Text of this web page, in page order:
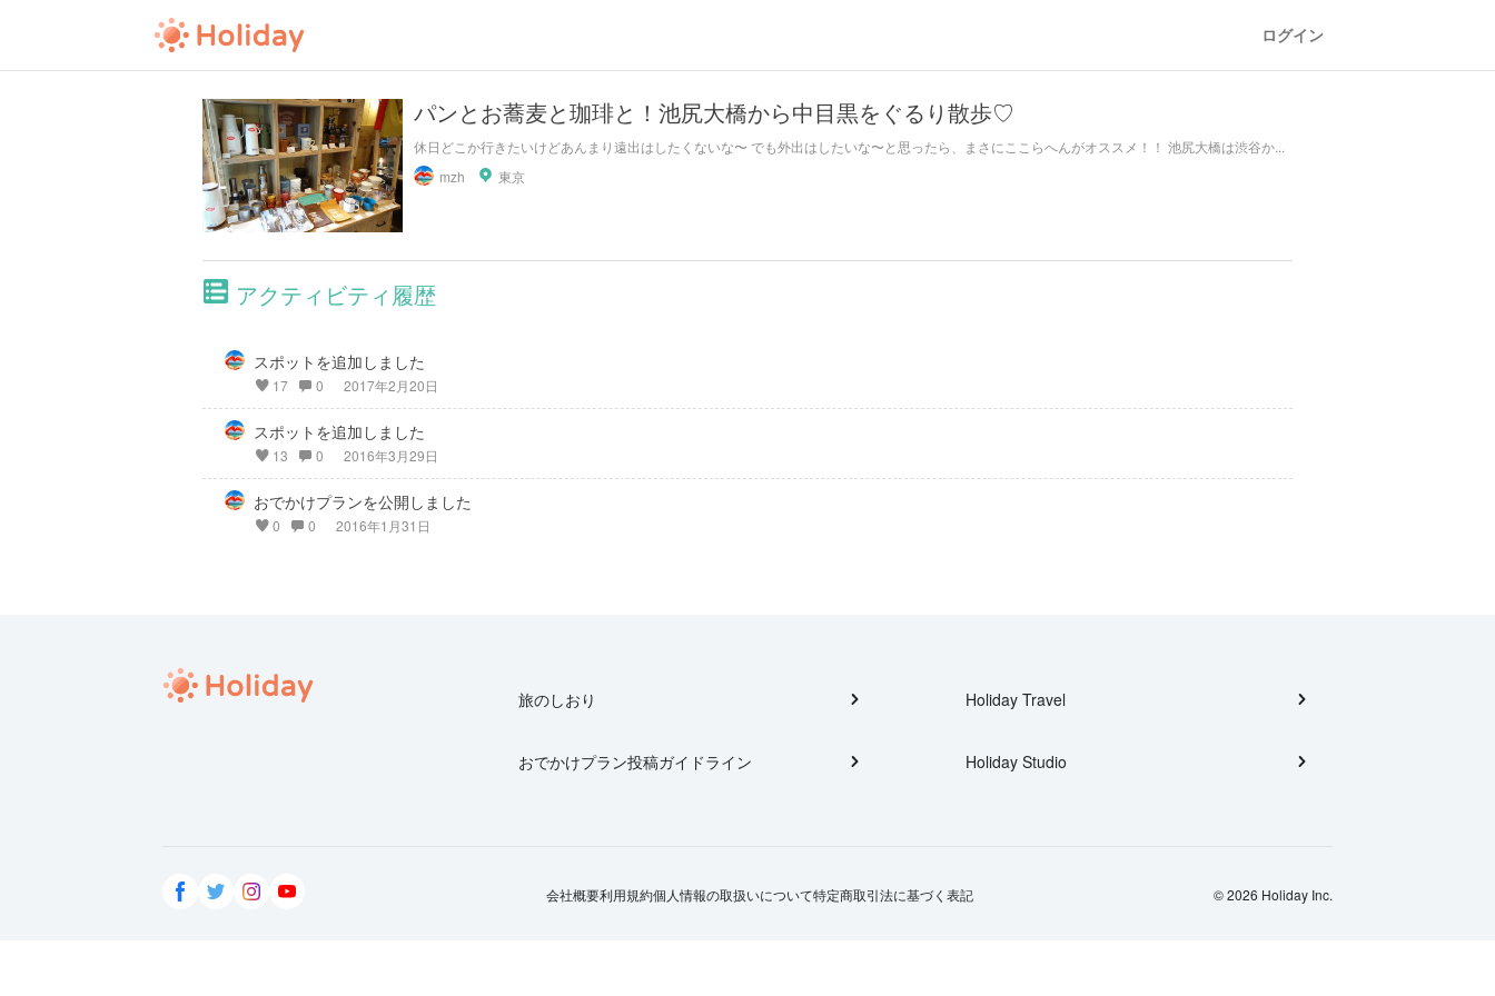
ログイン
パンとお蕎麦と珈琲と！池尻大橋から中目黒をぐるり散歩♡
休日どこか行きたいけどあんまり遠出はしたくないな〜 でも外出はしたいな〜と思ったら、まさにここらへんがオススメ！！ 池尻大橋は渋谷か...
mzh
東京
アクティビティ履歴
スポットを追加しました
17 0 2017年2月20日
スポットを追加しました
13 0 2016年3月29日
おでかけプランを公開しました
0 0 2016年1月31日
旅のしおり
おでかけプラン投稿ガイドライン
Holiday Travel
Holiday Studio
会社概要利用規約個人情報の取扱いについて特定商取引法に基づく表記 © 2026 Holiday Inc.